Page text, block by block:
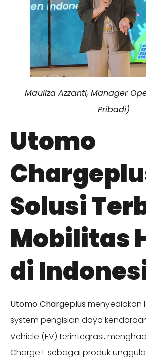
Mauliza Azzanti, Manager
Pribadi)
Utomo
Solusi
Mobilitas
di
Utomo Chargeplusmenyediakan
system pengisian daya
Vehicle (EV) terintegrasi,
Charge+ sebagai produk